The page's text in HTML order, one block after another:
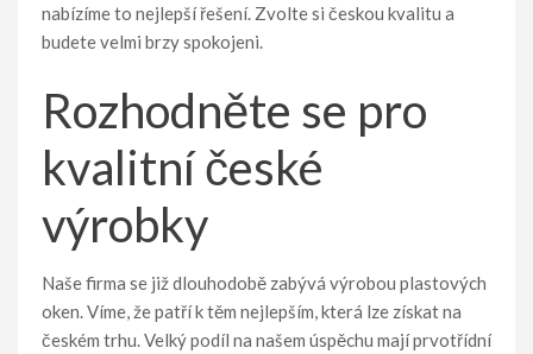
nabízíme to nejlepší řešení. Zvolte si českou kvalitu a
budete velmi brzy spokojeni.
Rozhodněte se pro
kvalitní české
výrobky
Naše firma se již dlouhodobě zabývá výrobou plastových
oken. Víme, že patří k těm nejlepším, která lze získat na
českém trhu. Velký podíl na našem úspěchu mají prvotřídní